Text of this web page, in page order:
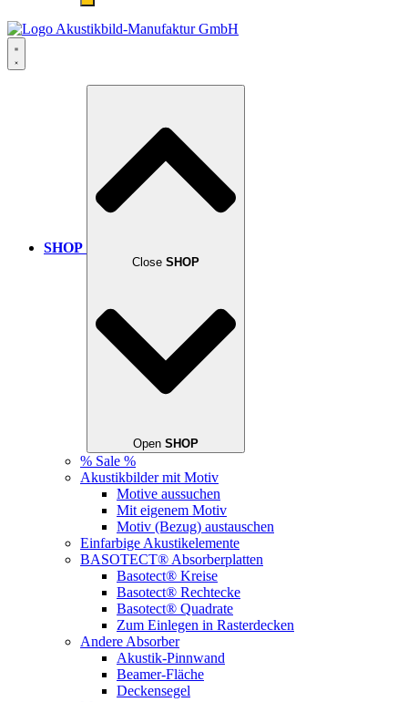
SHOP
Close SHOP
Open SHOP
% Sale %
Akustikbilder mit Motiv
Motive aussuchen
Mit eigenem Motiv
Motiv (Bezug) austauschen
Einfarbige Akustikelemente
BASOTECT® Absorberplatten
Basotect® Kreise
Basotect® Rechtecke
Basotect® Quadrate
Zum Einlegen in Rasterdecken
Andere Absorber
Akustik-Pinnwand
Beamer-Fläche
Deckensegel